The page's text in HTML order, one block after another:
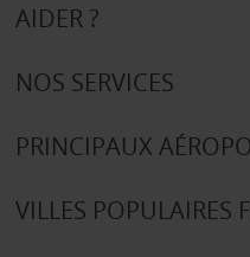
AIDER ?
NOS SERVICES
PRINCIPAUX
VILLES POPULAIRES